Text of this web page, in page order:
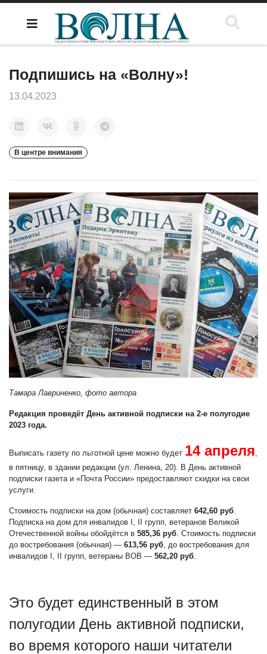
Подпишись на «Волну»!
13.04.2023
В центре внимания
Тамара Лавриненко, фото автора
Редакция проведёт День активной подписки на 2-е полугодие
2023 года.
Выписать газету по льготной цене можно будет 14 апреля
в пятницу, в здании редакции (ул. Ленина, 20). В День активной
подписки газета и «Почта России» предоставляют скидки на свои
услуги.
Стоимость подписки на дом (обычная) составляет 642,60 руб
Подписка на дом для инвалидов I, II групп, ветеранов Великой
Отечественной войны обойдётся в 585,36 руб . Стоимость подписки
до востребования (обычная) — 613,56 руб , до востребования для
инвалидов I, II групп, ветераны ВОВ — 562,20 руб
Это будет единственный в этом
полугодии День активной подписки,
во время которого наши читатели